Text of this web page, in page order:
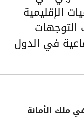
الإقليمية
التوجهات
في الدول
ملك الأمانة